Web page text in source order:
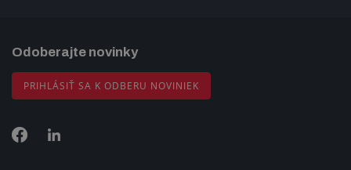
Odoberajte novinky
PRIHLÁSIŤ SA K ODBERU NOVINIEK